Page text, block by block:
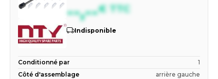
--,--€ TTC
Indisponible
Conditionné par
1
Côté d'assemblage
arrière gauche